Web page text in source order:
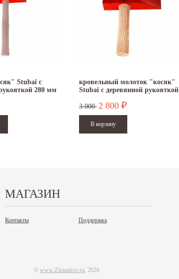
Stubai с
280 мм
кровельный молоток "косяк"
Stubai с деревянной рукояткой
3 000 2 800 ₽
МАГАЗИН
Контакты Поддержка
© www.25stankov.ru, 2026